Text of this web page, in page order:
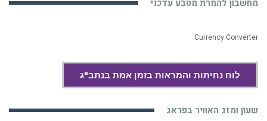
מחשבון להמרת מטבע עדכני
Currency Converter
לוח נחיתות והמראות בזמן אמת בנתב"ג
שעון ומזג האוויר בפראג